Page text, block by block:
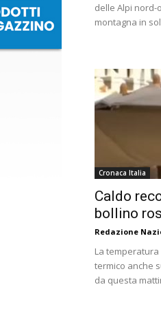
delle Alpi nord-
montagna in
Cronaca Italia
Caldo
bollino
Redazione
La
termico anche
da questa